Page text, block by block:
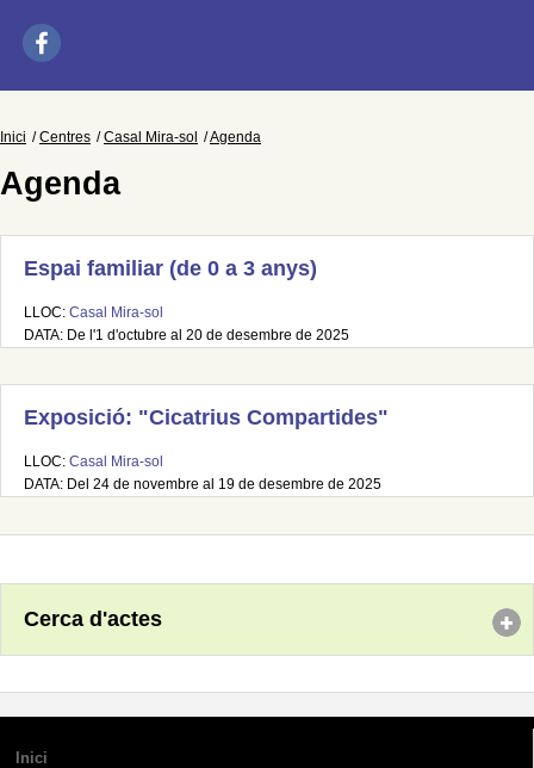
Inici Centres Casal Mira-sol Agenda
Agenda
Espai familiar (de 0 a 3 anys)
LLOC: Casal Mira-sol
DATA: De l'1 d'octubre al 20 de desembre de 2025
Exposició: "Cicatrius Compartides"
LLOC: Casal Mira-sol
DATA: Del 24 de novembre al 19 de desembre de 2025
Cerca d'actes
Inici